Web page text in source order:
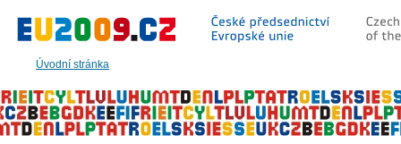
Úvodní stránka
hlavní
|
navigaci
|
vyhledávání